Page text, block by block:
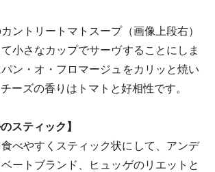
ントリートマトスープ（画像上段右）
小さなカップでサーヴすることにしま
ン・オ・フロマージュをカリッと焼い
ーズの香りはトマトと好相性です。
スティック】
食べやすくスティック状にして、アンデ
ートブランド、ヒュッゲのリエットと